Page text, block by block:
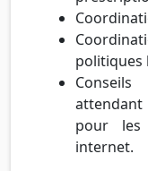
politiques
pour les
internet.